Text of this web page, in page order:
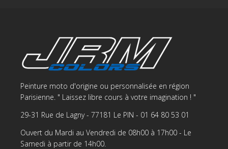
Peinture moto d'origine ou personnalisée en région
Parisienne. " Laissez libre cours à votre imagination ! "
29-31 Rue de Lagny - 77181 Le PIN - 01 64 80 53 01
Ouvert du Mardi au Vendredi de 08h00 à 17h00 - Le
Samedi à partir de 14h00.